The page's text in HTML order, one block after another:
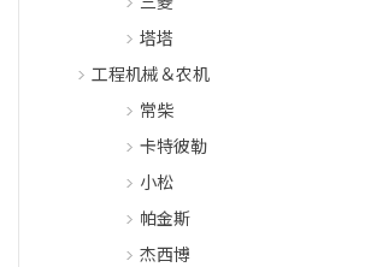
塔塔
工程机械＆农机
常柴
卡特彼勒
小松
帕金斯
杰西博